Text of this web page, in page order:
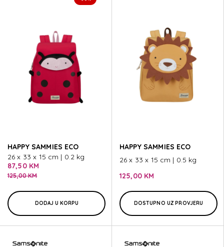
HAPPY SAMMIES ECO
26 x 33 x 15 cm | 0.2 kg
87,50 KM
125,00 KM
DODAJ U KORPU
HAPPY SAMMIES ECO
26 x 33 x 15 cm | 0.5 kg
125,00 KM
DOSTUPNO UZ PROVJERU